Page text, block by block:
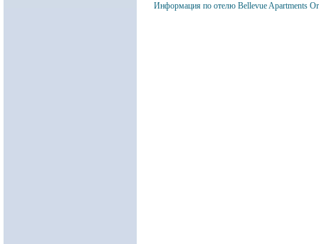
Информация по отелю Bellevue Apartments